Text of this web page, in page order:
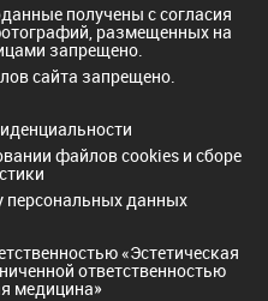
получены с согласия
размещенных на
запрещено.
сайта запрещено.
файлов cookies и сборе
персональных данных
«Эстетическая
ответственностью
медицина»